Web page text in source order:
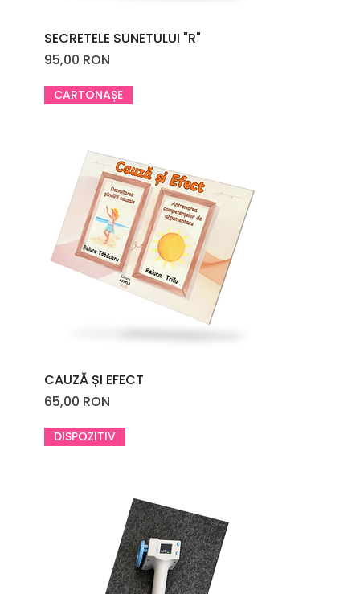
SECRETELE SUNETULUI "R"
Price
95,00 RON
CARTONAȘE
CAUZĂ ȘI EFECT
Price
65,00 RON
DISPOZITIV